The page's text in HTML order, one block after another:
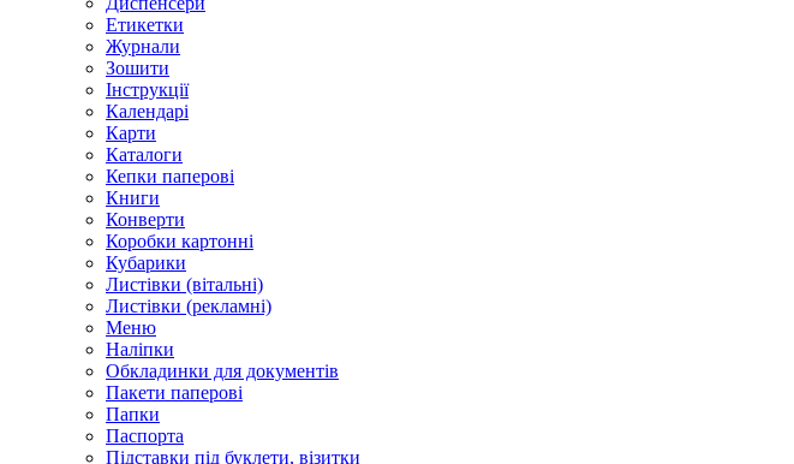
Етикетки
Журнали
Зошити
Інструкції
Календарі
Карти
Каталоги
Кепки паперові
Книги
Конверти
Коробки картонні
Кубарики
Листівки (вітальні)
Листівки (рекламні)
Меню
Наліпки
Обкладинки для документів
Пакети паперові
Папки
Паспорта
Підставки під буклети, візитки